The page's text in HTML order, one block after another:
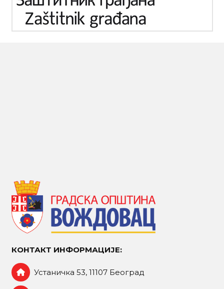
КОНТАКТ ИНФОРМАЦИЈЕ:
Устаничка 53, 11107 Београд